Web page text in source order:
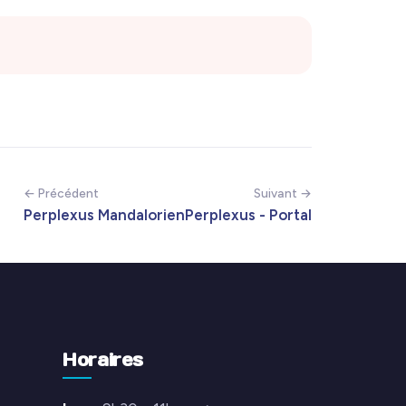
← Précédent
Perplexus Mandalorien
Suivant →
Perplexus - Portal
Horaires